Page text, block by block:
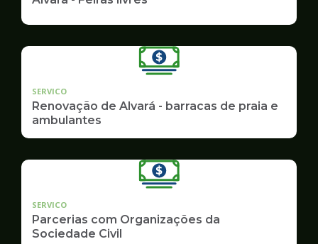
SERVICO
Renovação de Alvará - barracas de praia e
ambulantes
SERVICO
Parcerias com Organizações da
Sociedade Civil